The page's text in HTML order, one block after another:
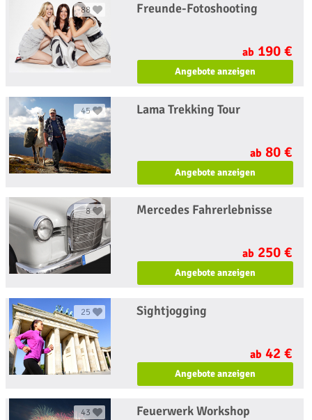
88 Freunde-Fotoshooting
ab 190 €
Angebote anzeigen
45 Lama Trekking Tour
ab 80 €
Angebote anzeigen
8 Mercedes Fahrerlebnisse
ab 250 €
Angebote anzeigen
25 Sightjogging
ab 42 €
Angebote anzeigen
43 Feuerwerk Workshop